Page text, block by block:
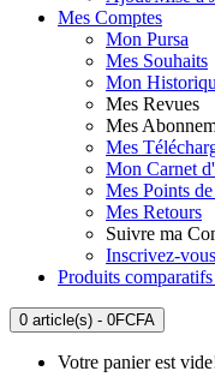
Mes Comptes
Mon Pursa
Mes Souhaits
Mon
Mes Revues
Mes
Mes
Mon Carnet
Mes Points
Mes Retours
Suivre ma
Inscrivez-
Produits
0 article(s) - 0FCFA
Votre panier est